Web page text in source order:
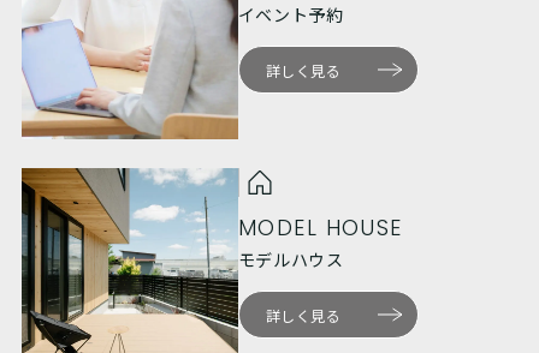
イベント予約
詳しく見る
MODEL HOUSE
モデルハウス
詳しく見る